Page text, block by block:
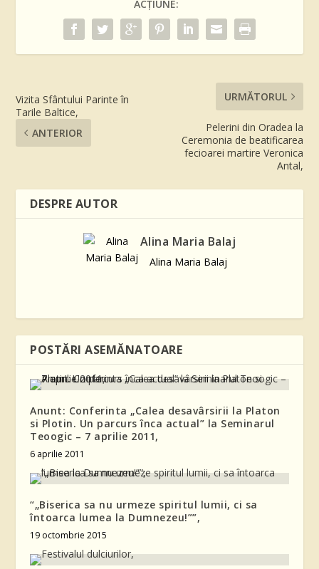
ACȚIUNE:
Vizita Sfântului Parinte în
Tarile Baltice,
ANTERIOR
URMĂTORUL
Pelerini din Oradea la
Ceremonia de beatificarea
fecioarei martire Veronica
Antal,
DESPRE AUTOR
Alina Maria Balaj
Alina Maria Balaj
POSTĂRI ASEMĂNATOARE
Anunt: Conferinta „Calea desavârsirii la Platon
si Plotin. Un parcurs înca actual” la Seminarul
Teoogic – 7 aprilie 2011,
6 aprilie 2011
“„Biserica sa nu urmeze spiritul lumii, ci sa
întoarca lumea la Dumnezeu!””,
19 octombrie 2015